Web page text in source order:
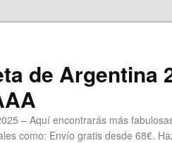
de Argentina
– Aquí encontrarás más
como: Envío gratis desde 68€.